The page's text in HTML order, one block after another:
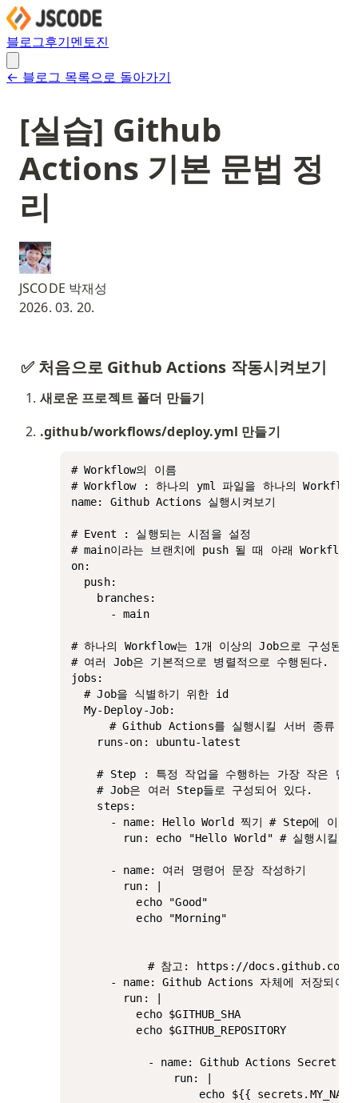
블로그후기멘토진
← 블로그 목록으로 돌아가기
[실습] Github
Actions 기본 문법 정
리
JSCODE 박재성
2026. 03. 20.
✅ 처음으로 Github Actions 작동시켜보기
새로운 프로젝트 폴더 만들기
.github/workflows/deploy.yml 만들기
# Workflow의 이름
# Workflow : 하나의 yml 파일을 하나의
name: Github Actions 실행시켜보기
# Event : 실행되는 시점을 설정
# main이라는 브랜치에 push 될 때 아래 Workflow
on:
  push:
    branches:
      - main
# 하나의 Workflow는 1개 이상의 Job으로 구성된
# 여러 Job은 기본적으로 병렬적으로 수행된다.
jobs:
  # Job을 식별하기 위한 id
  My-Deploy-Job:
    runs-on: ubuntu-latest
    # Step : 특정 작업을 수행하는 가장 작은 단위
    # Job은 여러 Step들로 구성되어 있다.
    steps:
- name: Hello World 찍기 # Step에 이름
run: echo "Hello World" # 실행시킬 명
      - name: 여러 명령어 문장 작성하기
        run: |
          echo "Good"
          echo "Morning"
- name: Github Actions 자체에 저장되어
        run: |
          echo $GITHUB_SHA
          echo $GITHUB_REPOSITORY